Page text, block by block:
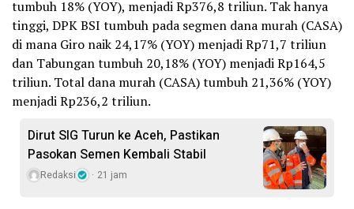
tumbuh 18% (YOY), menjadi Rp376,8 triliun. Tak hanya
tinggi, DPK BSI tumbuh pada segmen dana murah (CASA)
di mana Giro naik 24,17% (YOY) menjadi Rp71,7 triliun
dan Tabungan tumbuh 20,18% (YOY) menjadi Rp164,5
triliun. Total dana murah (CASA) tumbuh 21,36% (YOY)
menjadi Rp236,2 triliun.
Dirut SIG Turun ke Aceh, Pastikan
Pasokan Semen Kembali Stabil
Redaksi 21 jam